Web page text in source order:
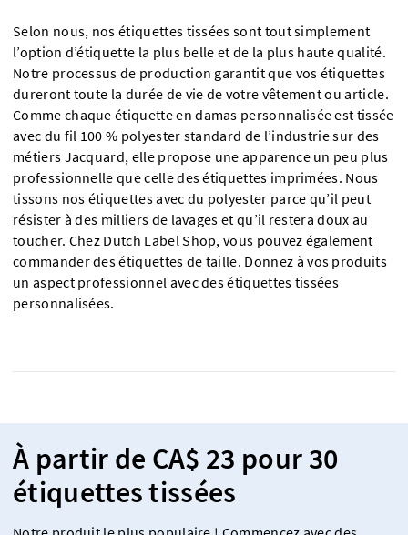
Selon nous, nos étiquettes tissées sont tout simplement
l’option d’étiquette la plus belle et de la plus haute qualité.
Notre processus de production garantit que vos étiquettes
dureront toute la durée de vie de votre vêtement ou article.
Comme chaque étiquette en damas personnalisée est tissée
avec du fil 100 % polyester standard de l’industrie sur des
métiers Jacquard, elle propose une apparence un peu plus
professionnelle que celle des étiquettes imprimées. Nous
tissons nos étiquettes avec du polyester parce qu’il peut
résister à des milliers de lavages et qu’il restera doux au
toucher. Chez Dutch Label Shop, vous pouvez également
commander desétiquettes de taille. Donnez à vos produits
un aspect professionnel avec des étiquettes tissées
personnalisées.
À partir de CA$ 23 pour 30
étiquettes tissées